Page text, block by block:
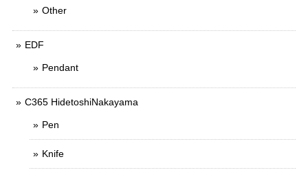
Other
EDF
Pendant
C365 HidetoshiNakayama
Pen
Knife